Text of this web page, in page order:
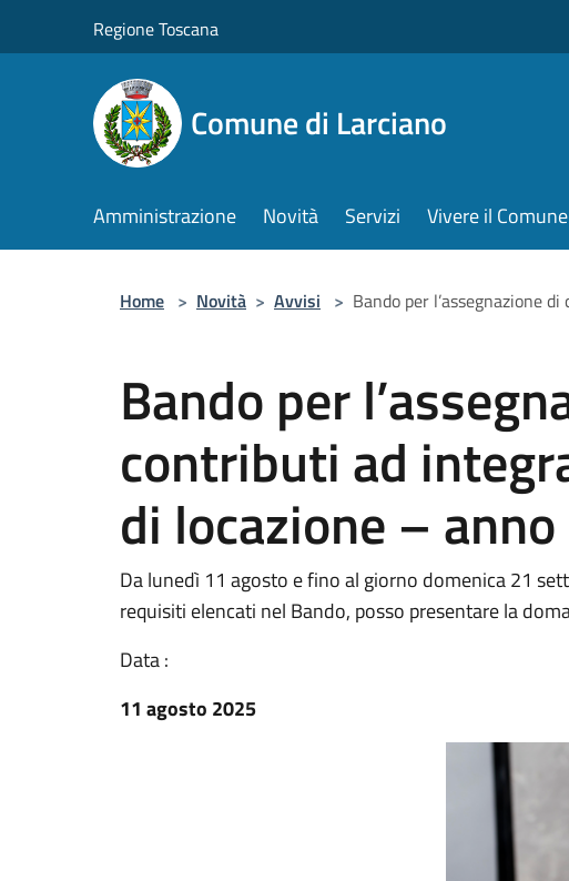
Regione Toscana
Comune di Larciano
Amministrazione Novità Servizi Vivere il Comune
Home > Novità > Avvisi > Bando per l’assegnazione
Bando per
contributi ad
di locazione –
Da lunedì 11 agosto e fino al giorno domenica 21
requisiti elencati nel Bando, posso presentare la
Data :
11 agosto 2025